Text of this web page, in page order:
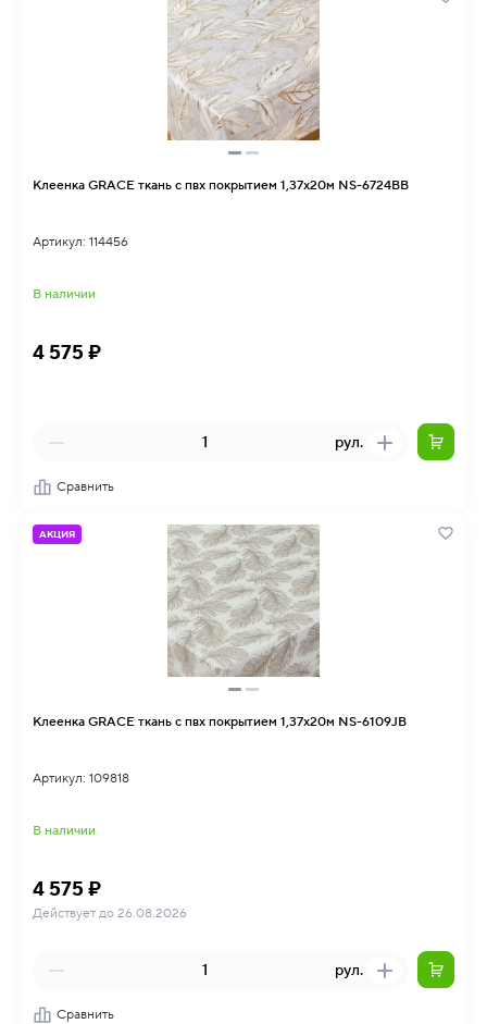
Клеенка GRACE ткань с пвх покрытием 1,37х20м NS-6724BB
Артикул: 114456
В наличии
4 575 ₽
рул.
Сравнить
АКЦИЯ
Клеенка GRACE ткань с пвх покрытием 1,37х20м NS-6109JB
Артикул: 109818
В наличии
4 575 ₽
Действует до 26.08.2026
рул.
Сравнить